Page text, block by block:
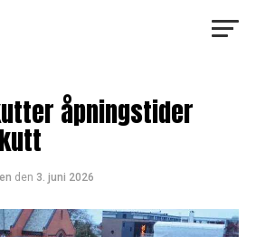
åpningstider
den 3. juni 2026